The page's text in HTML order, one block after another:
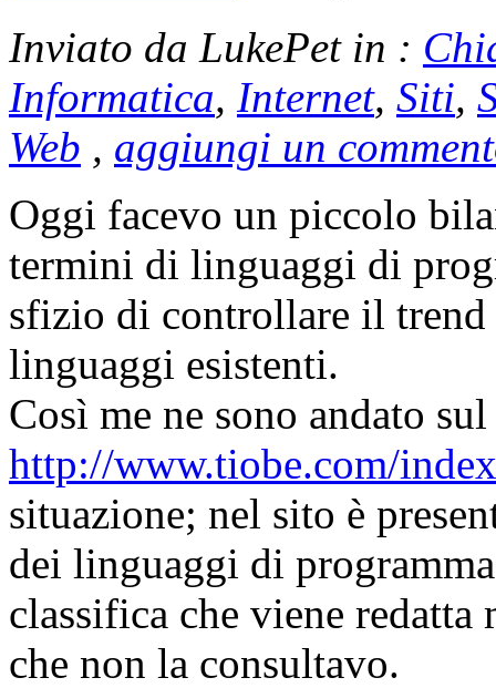
Inviato da LukePet in :
Informatica, Internet, Siti,
Web , aggiungi un
Oggi facevo un piccolo
termini di linguaggi di
sfizio di controllare il
linguaggi esistenti.
Così me ne sono andato
http://www.tiobe.com/
situazione; nel sito è
dei linguaggi di
classifica che viene
che non la consultavo.